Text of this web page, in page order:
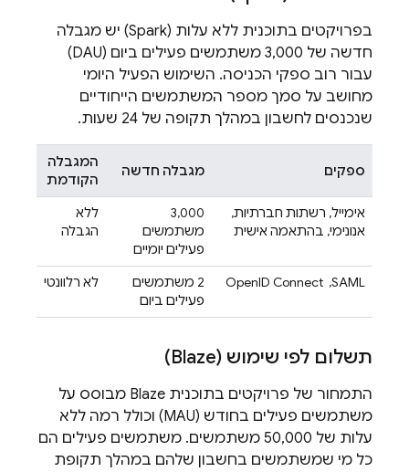
בפרויקטים בתוכנית ללא עלות (Spark) יש מגבלה
חדשה של 3,000 משתמשים פעילים ביום (DAU)
עבור רוב ספקי הכניסה. השימוש הפעיל היומי
מחושב על סמך מספר המשתמשים הייחודיים
שנכנסים לחשבון במהלך תקופה של 24 שעות.
ספקים מגבלה חדשה
המגבלה
הקודמת
אימייל, רשתות חברתיות,
אנונימי, בהתאמה אישית
3,000
משתמשים
פעילים יומיים
ללא
הגבלה
SAML, ‏ OpenID Connect
2 משתמשים
פעילים ביום
לא רלוונטי
תשלום לפי שימוש (Blaze)
התמחור של פרויקטים בתוכנית Blaze מבוסס על
משתמשים פעילים בחודש (MAU) וכולל רמה ללא
עלות של 50,000 משתמשים. משתמשים פעילים הם
כל מי שמשתמשים בחשבון שלהם במהלך תקופת